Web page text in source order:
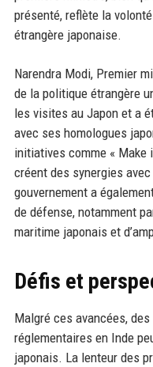
présenté, reflète la
étrangère japonaise.
Narendra Modi, Premier
de la politique étrangère
les visites au Japon et a
avec ses homologues
initiatives comme « Make
créent des synergies
gouvernement a
de défense, notamment
maritime japonais et
Défis et
Malgré ces avancées,
réglementaires en Inde
japonais. La lenteur des